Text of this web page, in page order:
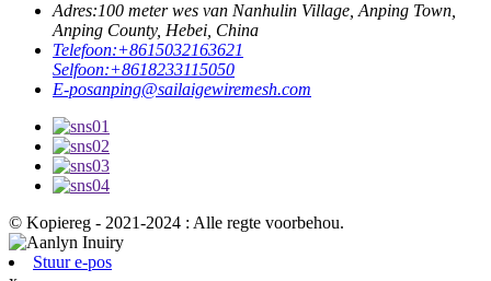
Adres:100 meter wes van Nanhulin Village, Anping Town,
Anping County, Hebei, China
Telefoon:+8615032163621
Selfoon:+8618233115050
E-posanping@sailaigewiremesh.com
© Kopiereg - 2021-2024 : Alle regte voorbehou.
Stuur e-pos